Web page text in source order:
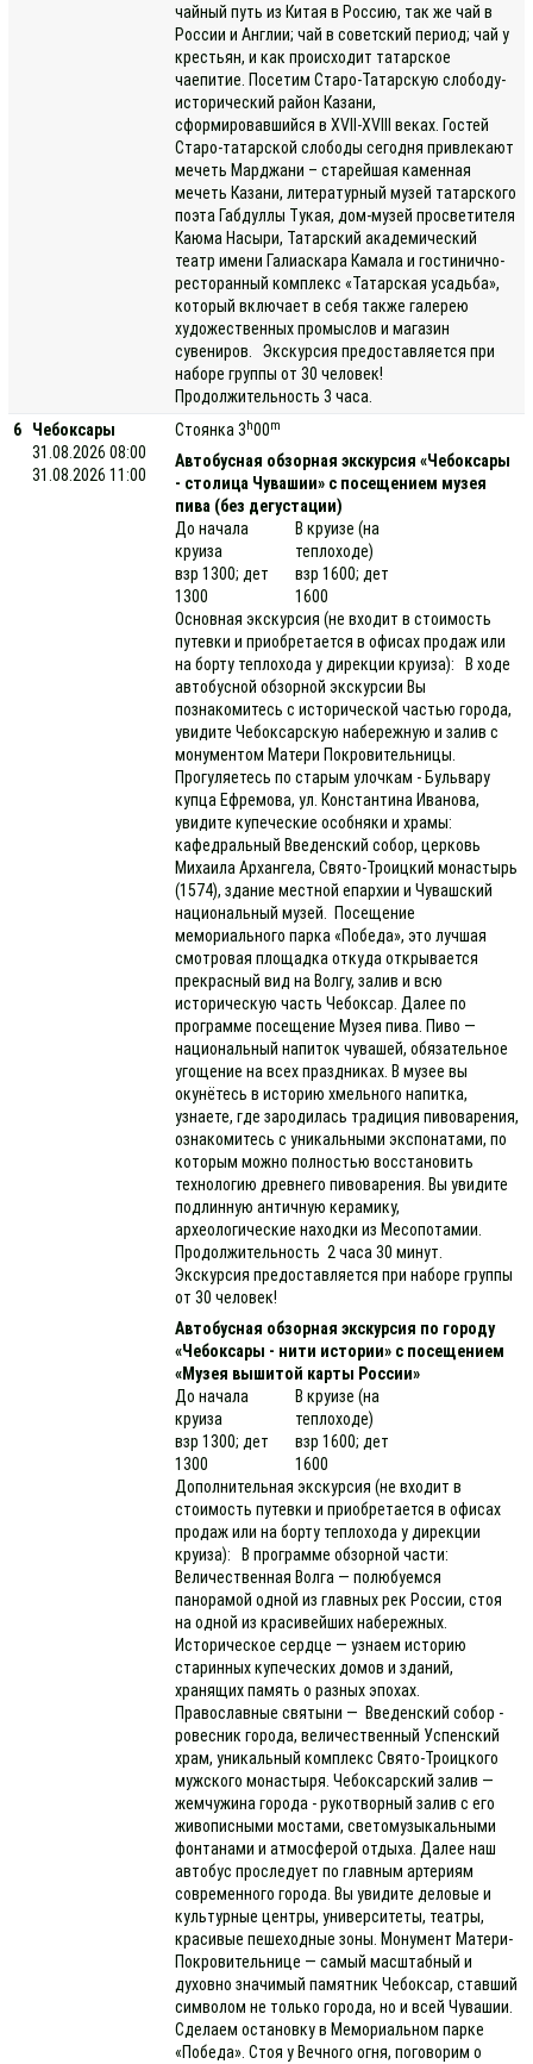
чайный путь из Китая в Россию, так же чай в
России и Англии; чай в советский период; чай у
крестьян, и как происходит татарское
чаепитие. Посетим Старо-Татарскую слободу-
исторический район Казани,
сформировавшийся в XVII-XVIII веках. Гостей
Старо-татарской слободы сегодня привлекают
мечеть Марджани – старейшая каменная
мечеть Казани, литературный музей татарского
поэта Габдуллы Тукая, дом-музей просветителя
Каюма Насыри, Татарский академический
театр имени Галиаскара Камала и гостинично-
ресторанный комплекс «Татарская усадьба»,
который включает в себя также галерею
художественных промыслов и магазин
сувениров. Экскурсия предоставляется при
наборе группы от 30 человек!
Продолжительность 3 часа.
6
Чебоксары
31.08.2026 08:00
31.08.2026 11:00
Стоянка 3h00m
Автобусная обзорная экскурсия «Чебоксары
- столица Чувашии» с посещением музея
пива (без дегустации)
До начала
круиза
взр 1300; дет
1300
В круизе (на
теплоходе)
взр 1600; дет
1600
Основная экскурсия (не входит в стоимость
путевки и приобретается в офисах продаж или
на борту теплохода у дирекции круиза): В ходе
автобусной обзорной экскурсии Вы
познакомитесь с исторической частью города,
увидите Чебоксарскую набережную и залив с
монументом Матери Покровительницы.
Прогуляетесь по старым улочкам - Бульвару
купца Ефремова, ул. Константина Иванова,
увидите купеческие особняки и храмы:
кафедральный Введенский собор, церковь
Михаила Архангела, Свято-Троицкий монастырь
(1574), здание местной епархии и Чувашский
национальный музей. Посещение
мемориального парка «Победа», это лучшая
смотровая площадка откуда открывается
прекрасный вид на Волгу, залив и всю
историческую часть Чебоксар. Далее по
программе посещение Музея пива. Пиво —
национальный напиток чувашей, обязательное
угощение на всех праздниках. В музее вы
окунётесь в историю хмельного напитка,
узнаете, где зародилась традиция пивоварения,
ознакомитесь с уникальными экспонатами, по
которым можно полностью восстановить
технологию древнего пивоварения. Вы увидите
подлинную античную керамику,
археологические находки из Месопотамии.
Продолжительность 2 часа 30 минут.
Экскурсия предоставляется при наборе группы
от 30 человек!
Автобусная обзорная экскурсия по городу
«Чебоксары - нити истории» с посещением
«Музея вышитой карты России»
До начала
круиза
взр 1300; дет
1300
В круизе (на
теплоходе)
взр 1600; дет
1600
Дополнительная экскурсия (не входит в
стоимость путевки и приобретается в офисах
продаж или на борту теплохода у дирекции
круиза): В программе обзорной части:
Величественная Волга — полюбуемся
панорамой одной из главных рек России, стоя
на одной из красивейших набережных.
Историческое сердце — узнаем историю
старинных купеческих домов и зданий,
хранящих память о разных эпохах.
Православные святыни — Введенский собор -
ровесник города, величественный Успенский
храм, уникальный комплекс Свято-Троицкого
мужского монастыря. Чебоксарский залив —
жемчужина города - рукотворный залив с его
живописными мостами, светомузыкальными
фонтанами и атмосферой отдыха. Далее наш
автобус проследует по главным артериям
современного города. Вы увидите деловые и
культурные центры, университеты, театры,
красивые пешеходные зоны. Монумент Матери-
Покровительнице — самый масштабный и
духовно значимый памятник Чебоксар, ставший
символом не только города, но и всей Чувашии.
Сделаем остановку в Мемориальном парке
«Победа». Стоя у Вечного огня, поговорим о